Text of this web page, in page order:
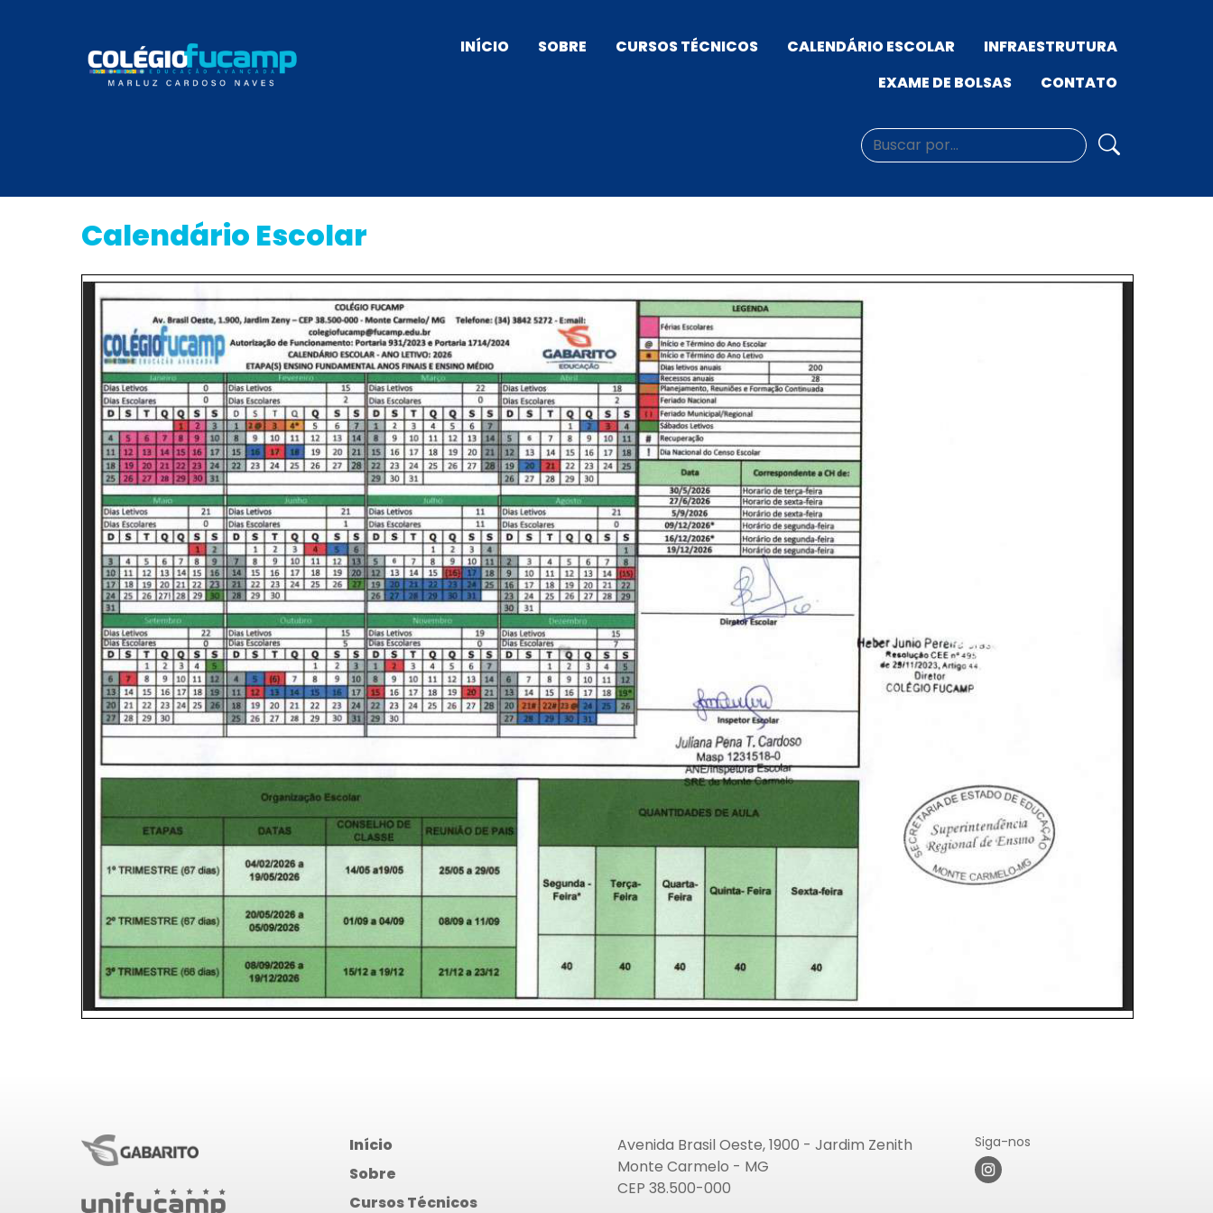
INÍCIO SOBRE CURSOS TÉCNICOS CALENDÁRIO ESCOLAR
INFRAESTRUTURA
EXAME DE BOLSAS
CONTATO
Calendário Escolar
Início
Sobre
Cursos Técnicos
Avenida Brasil Oeste, 1900 - Jardim Zenith
Monte Carmelo - MG
CEP 38.500-000
Siga-nos